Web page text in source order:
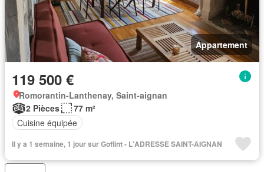
Appartement
119 500 €
Romorantin-Lanthenay, Saint-aignan
2 Pièces
77 m²
Cuisine équipée
Il y a 1 semaine, 1 jour sur Goflint - L'ADRESSE SAINT-AIGNAN